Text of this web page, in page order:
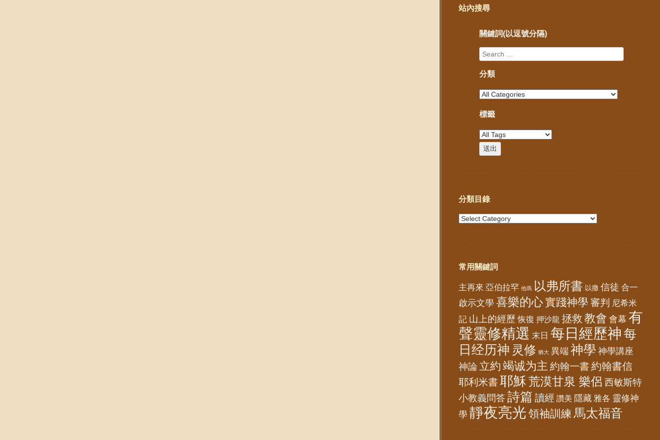
站內搜尋
關鍵詞(以逗號分隔)
分類
標籤
分類目錄
常用關鍵詞
主再來 亞伯拉罕 他瑪 以弗所書 以撒 信徒 合一
啟示文學 喜樂的心實踐神學 審判 尼希米
記 山上的經歷 恢復 押沙龍 拯救 教會 會幕 有
聲靈修精選 末日 每日經歷神 每
日经历神 灵修 猶大 異端 神學 神學講座
神論 立約 竭诚为主 約翰一書 約翰書信
耶利米書 耶穌荒漠甘泉 樂侶 西敏斯特
小教義問答詩篇 讀經 讚美 隱藏 雅各 靈修神
學 靜夜亮光 領袖訓練 馬太福音